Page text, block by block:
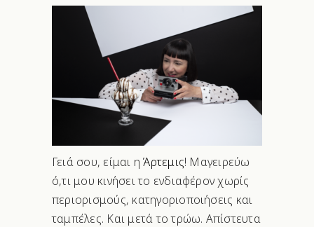
Γειά σου, είμαι ηΆρτεμις! Μαγειρεύω
ό,τι μου κινήσει το ενδιαφέρον χωρίς
περιορισμούς, κατηγοριοποιήσεις και
ταμπέλες. Και μετά το τρώω. Απίστευτα